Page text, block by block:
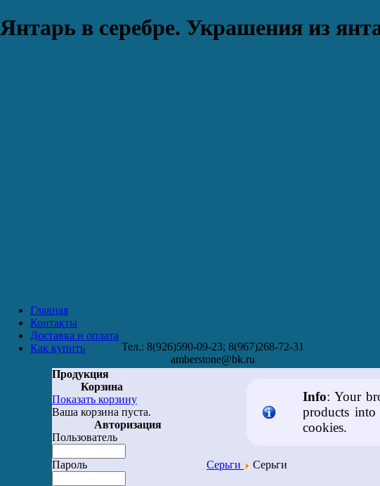
Янтарь в серебре. Украшения из
Главная
Контакты
Доставка и оплата
Как купить
Тел.: 8(926)590-09-23; 8(967)268-72-31
amberstone@bk.ru
Продукция
Корзина
Показать корзину
Ваша корзина пуста.
Авторизация
Пользователь
Пароль
Info: Your
products
cookies.
Серьги Серьги